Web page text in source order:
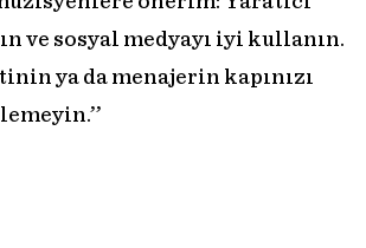
ve sosyal medyayı iyi kullanın.
ya da menajerin kapınızı